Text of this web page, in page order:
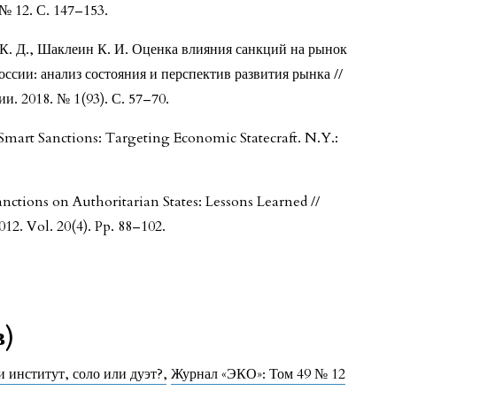
12. С. 147–153.
Д., Шаклеин К. И. Оценка влияния санкций на рынок
анализ состояния и перспектив развития рынка //
2018. № 1(93). С. 57–70.
Sanctions: Targeting Economic Statecraft. N.Y.:
on Authoritarian States: Lessons Learned //
Vol. 20(4). Pp. 88–102.
институт, соло или дуэт?,Журнал «ЭКО»: Том 49 № 12